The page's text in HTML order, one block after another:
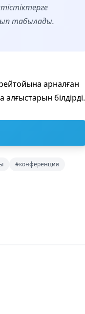
табылады.
арналған
білдірді.
#конференция